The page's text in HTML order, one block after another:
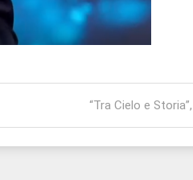
“Tra Cielo e